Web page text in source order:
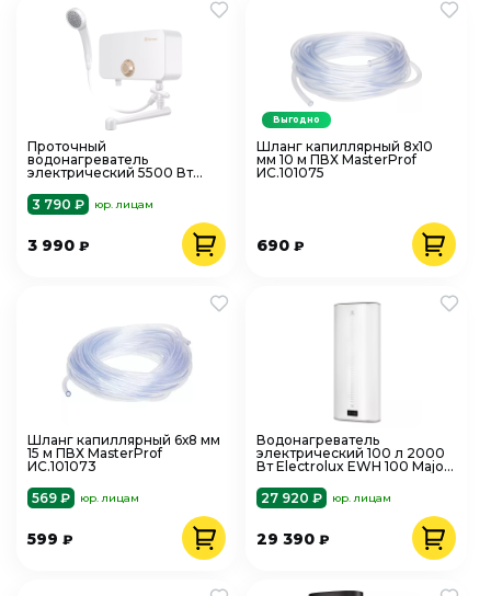
Проточный
водонагреватель
электрический 5500 Вт
ЭдЭБ03449 кран+душ
3 790 ₽ юр. лицам
3 990 ₽
Шланг капиллярный 8х10
мм 10 м ПВХ MasterProf
ИС.101075
690₽
Выгодно
Шланг капиллярный 6х8 мм
15 м ПВХ MasterProf
ИС.101073
569 ₽
юр. лицам
599 ₽
Водонагреватель
электрический 100 л 2000
Вт Electrolux EWH 100 Major
универсальный
27 920 ₽ юр. лицам
29 390₽